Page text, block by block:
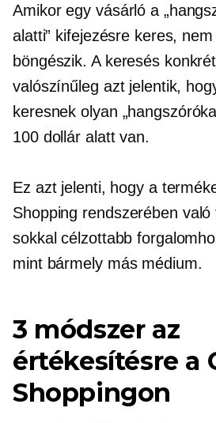
Amikor egy vásárló a
alatti” kifejezésre keres,
böngészik. A keresés
valószínűleg azt jelentik,
keresnek olyan
100 dollár alatt van.
Ez azt jelenti, hogy a
Shopping rendszerében
sokkal célzottabb
mint bármely más médium.
3 módszer az
értékesítésre a
Shoppingon